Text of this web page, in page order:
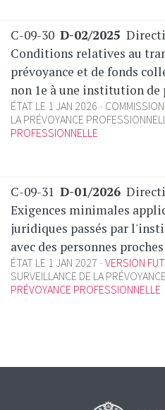
C-09-30 D-02/2025
Conditions relatives au
prévoyance et de fonds
non 1e à une institution de
ÉTAT LE 1 JAN 2026
LA PRÉVOYANCE
PROFESSIONNELLE
C-09-31 D-01/2026
Exigences minimales
juridiques passés par
avec des personnes proches
ÉTAT LE 1 JAN 2027 VERSION
SURVEILLANCE DE LA
PRÉVOYANCE PROFESSIONNELLE